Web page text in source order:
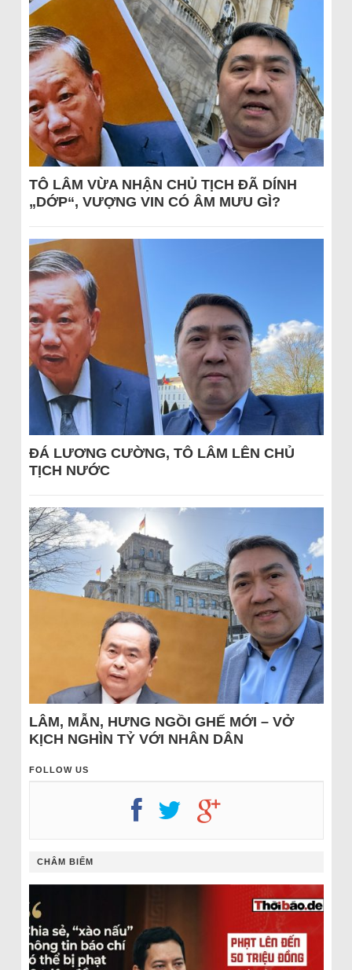
TÔ LÂM VỪA NHẬN CHỦ TỊCH ĐÃ DÍNH
„DỚP“, VƯỢNG VIN CÓ ÂM MƯU GÌ?
ĐÁ LƯƠNG CƯỜNG, TÔ LÂM LÊN CHỦ
TỊCH NƯỚC
LÂM, MẪN, HƯNG NGỒI GHẾ MỚI – VỞ
KỊCH NGHÌN TỶ VỚI NHÂN DÂN
FOLLOW US
CHÂM BIẾM